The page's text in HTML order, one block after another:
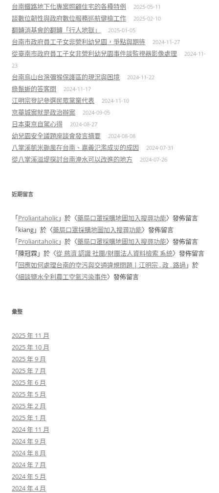
台南鐵路地下化專案照顧住宅的各種特例 2025-05-11
談數位韌性與政府數位服務巡航健檢工作 2025-02-10
翻轉消基會的翻轉「行人地獄」 2025-01-05
台南市政府員工子女非營利幼兒園，爭點與期待 2024-11-27
從臺南市政府員工子女非營利幼兒園事件談監視器影像處理
2024-11-
23
台南烏山台灣彌猴保護區的現況與困境 2024-11-22
綠鬣蜥的答客問 2024-11-17
江明宗登記參選民眾黨黨代表 2024-11-10
京華城案就是政治辦案 2024-09-05
日本東京自駕心得 2024-08-27
幼兒園安全議題座談會發言摘要 2024-08-08
八掌溪凱米颱風在台南、嘉義氾濫成災的成因 2024-07-31
從八掌溪溢堤探討台南淹水可以改進的地方 2024-07-26
近期留言
「Proliantaholic」於〈藥局口罩採購地圖加入搜尋功能〉發佈留言
「kiang」於〈藥局口罩採購地圖加入搜尋功能〉發佈留言
「Proliantaholic」於〈藥局口罩採購地圖加入搜尋功能〉發佈留言
「陳冠霖」於〈從 慈濟 認識 社團/財團法人資料檢索 系統〉發佈留言
「回應如何處理台南的空污與交通違規問題 | 江明宗 . 政 . 路過 」於
〈細談鹽水全利農工空氣污染事件〉發佈留言
彙整
2025 年 11 月
2025 年 10 月
2025 年 9 月
2025 年 7 月
2025 年 6 月
2025 年 5 月
2025 年 2 月
2025 年 1 月
2024 年 11 月
2024 年 9 月
2024 年 8 月
2024 年 7 月
2024 年 5 月
2024 年 4 月